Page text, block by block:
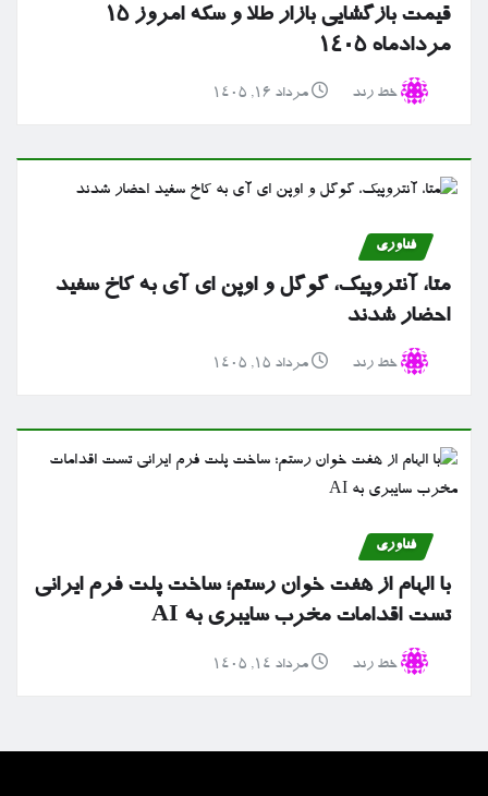
قیمت بازگشایی بازار طلا و سکه امروز ۱۵
مردادماه ۱۴۰۵
خط رند مرداد ۱۶, ۱۴۰۵
فناوری
متا، آنتروپیک، گوگل و اوپن ای آی به کاخ سفید
احضار شدند
خط رند مرداد ۱۵, ۱۴۰۵
فناوری
با الهام از هفت خوان رستم؛ ساخت پلت فرم ایرانی
تست اقدامات مخرب سایبری به AI
خط رند مرداد ۱۴, ۱۴۰۵